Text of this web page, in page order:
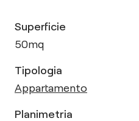
Superficie
50mq
Tipologia
Appartamento
Planimetria